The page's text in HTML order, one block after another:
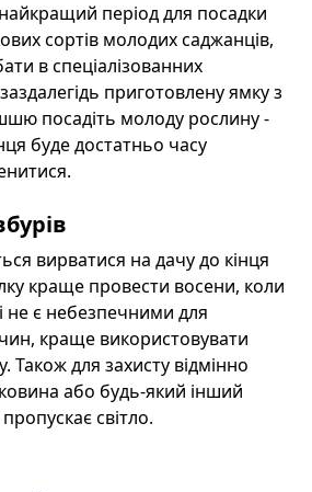
період для посадки
сортів молодих саджанців,
в спеціалізованних
приготовлену ямку з
посадіть молоду рослину -
буде достатньо часу
вирватися на дачу до кінця
краще провести восени, коли
не є небезпечними для
краще використовувати
Також для захисту відмінно
або будь-який інший
світло.